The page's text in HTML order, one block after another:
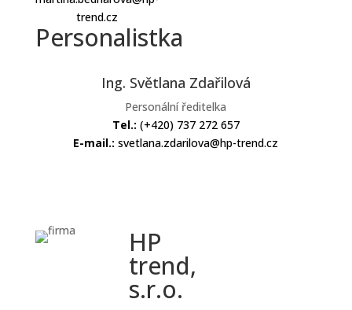
trend.cz
Personalistka
Ing. Světlana Zdařilová
Personální ředitelka
Tel.: (+420) 737 272 657
E-mail.: svetlana.zdarilova@hp-trend.cz
HP
trend,
s.r.o.